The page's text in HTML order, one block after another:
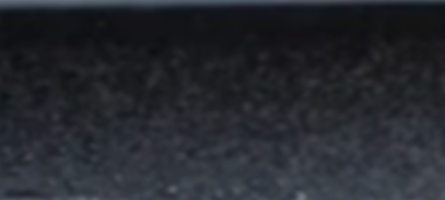
外壁塗装